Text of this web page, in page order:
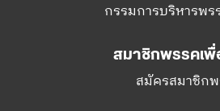
กรรมการบริหารพร
สมาชิกพรรคเพื่
สมัครสมาชิก